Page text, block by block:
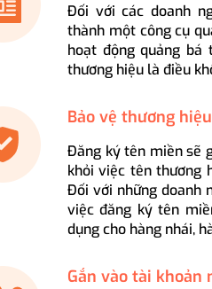
Đối với các doanh
thành một công cụ
hoạt động quảng
thương hiệu là điều
Bảo vệ thương hiệu
Đăng ký tên miền sẽ
khỏi việc tên thương
Đối với những doanh
việc đăng ký tên
dụng cho hàng nhái,
Gắn vào tài